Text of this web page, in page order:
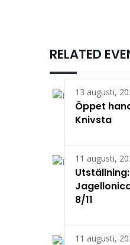
RELATED
13 augusti,
Öppet
Knivsta
11 augusti,
8/11
11 augusti,